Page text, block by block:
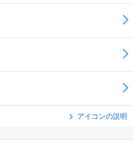
アイコンの説明